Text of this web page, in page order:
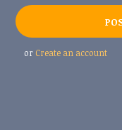
or Create an account